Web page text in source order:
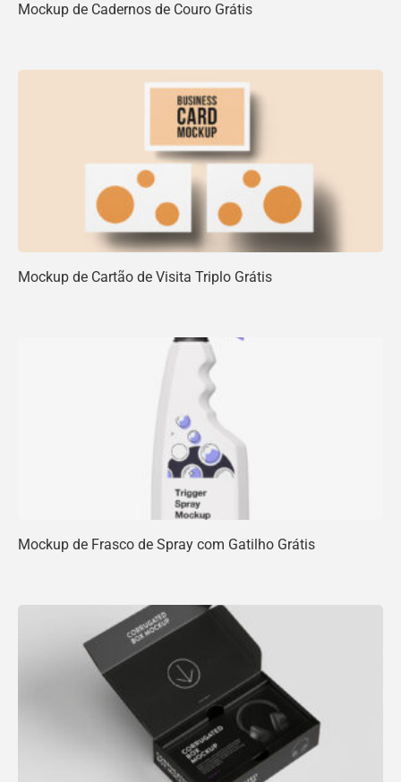
Mockup de Cadernos de Couro Grátis
Mockup de Cartão de Visita Triplo Grátis
Mockup de Frasco de Spray com Gatilho Grátis